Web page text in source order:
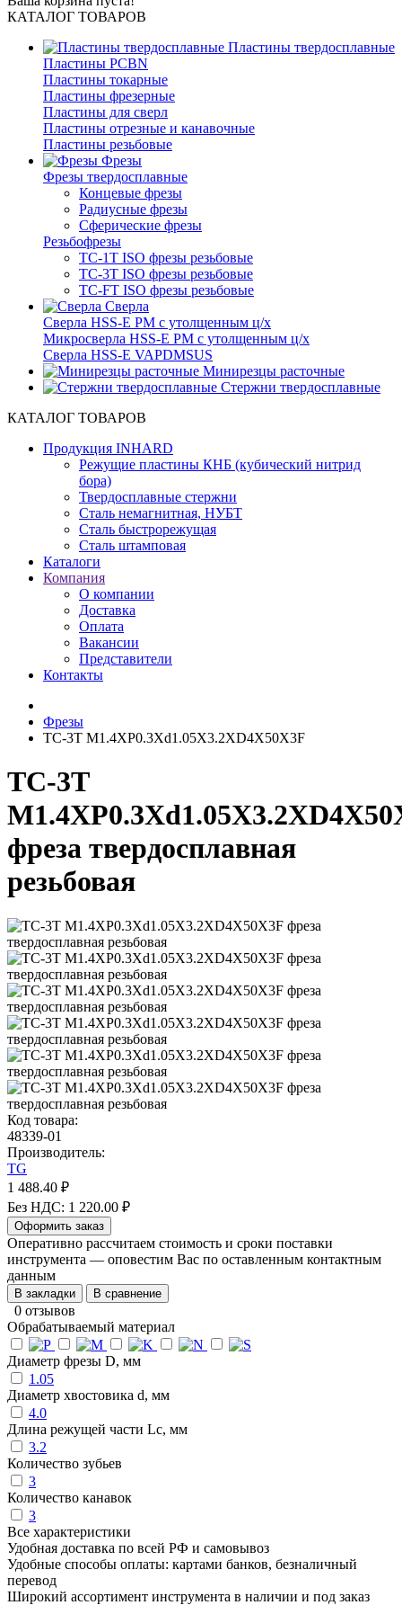
КАТАЛОГ ТОВАРОВ
Пластины твердосплавные
Пластины PCBN
Пластины токарные
Пластины фрезерные
Пластины для сверл
Пластины отрезные и канавочные
Пластины резьбовые
Фрезы
Фрезы твердосплавные
Концевые фрезы
Радиусные фрезы
Сферические фрезы
Резьбофрезы
TC-1T ISO фрезы резьбовые
TC-3T ISO фрезы резьбовые
TC-FT ISO фрезы резьбовые
Сверла
Cверла HSS-E PM c утолщенным ц/х
Микросверла HSS-E PM c утолщенным ц/х
Сверла HSS-E VAPDMSUS
Минирезцы расточные
Cтержни твердосплавные
КАТАЛОГ ТОВАРОВ
Продукция INHARD
Режущие пластины КНБ (кубический нитрид
бора)
Твердосплавные стержни
Сталь немагнитная, НУБТ
Сталь быстрорежущая
Сталь штамповая
Каталоги
Компания
О компании
Доставка
Оплата
Вакансии
Представители
Контакты
Фрезы
TC-3T M1.4XP0.3Xd1.05X3.2XD4X50X3F
TC-3T
фреза твердосплавная
резьбовая
Код товара:
48339-01
Производитель:
TG
1 488.40 ₽
Без НДС: 1 220.00 ₽
Оформить заказ
Оперативно рассчитаем стоимость и сроки поставки
инструмента — оповестим Вас по оставленным контактным
данным
В закладки В сравнение
0 отзывов
Обрабатываемый материал
Диаметр фрезы D, мм
1.05
Диаметр хвостовика d, мм
4.0
Длина режущей части Lc, мм
3.2
Количество зубьев
3
Количество канавок
3
Все характеристики
Удобная доставка по всей РФ и самовывоз
Удобные способы оплаты: картами банков, безналичный
перевод
Широкий ассортимент инструмента в наличии и под заказ